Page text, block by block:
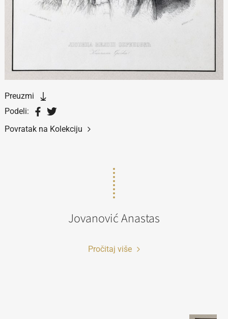
Preuzmi
Podeli:
Povratak na Kolekciju
Jovanović Anastas
Pročitaj više